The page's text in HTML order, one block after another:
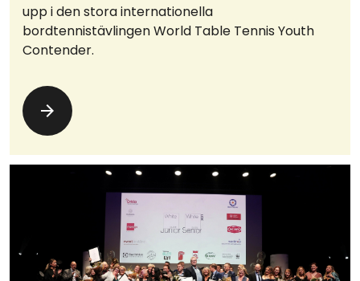
upp i den stora internationella
bordtennistävlingen World Table Tennis Youth
Contender.